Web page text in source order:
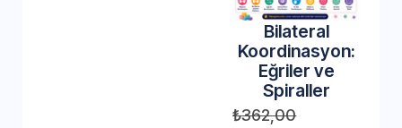
Bilateral
Koordinasyon:
Eğriler ve
Spiraller
₺362,00